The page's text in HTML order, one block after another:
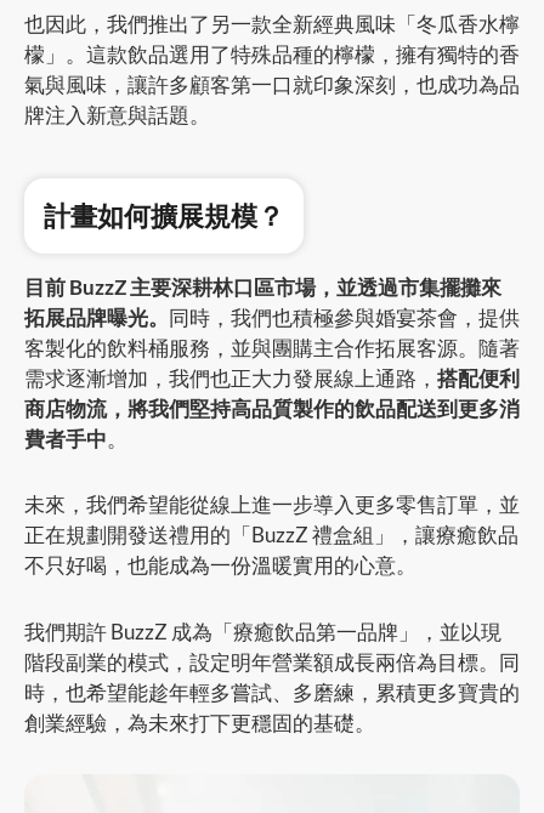
也因此，我們推出了另一款全新經典風味「冬瓜香水檸
檬」。這款飲品選用了特殊品種的檸檬，擁有獨特的香
氣與風味，讓許多顧客第一口就印象深刻，也成功為品
牌注入新意與話題。
計畫如何擴展規模？
目前 BuzzZ 主要深耕林口區市場，並透過市集擺攤來
拓展品牌曝光。 同時，我們也積極參與婚宴茶會，提供
客製化的飲料桶服務，並與團購主合作拓展客源。隨著
需求逐漸增加，我們也正大力發展線上通路， 搭配便利
商店物流，將我們堅持高品質製作的飲品配送到更多消
費者手中。
未來，我們希望能從線上進一步導入更多零售訂單，並
正在規劃開發送禮用的「BuzzZ 禮盒組」，讓療癒飲品
不只好喝，也能成為一份溫暖實用的心意。
我們期許 BuzzZ 成為「療癒飲品第一品牌」，並以現
階段副業的模式，設定明年營業額成長兩倍為目標。同
時，也希望能趁年輕多嘗試、多磨練，累積更多寶貴的
創業經驗，為未來打下更穩固的基礎。